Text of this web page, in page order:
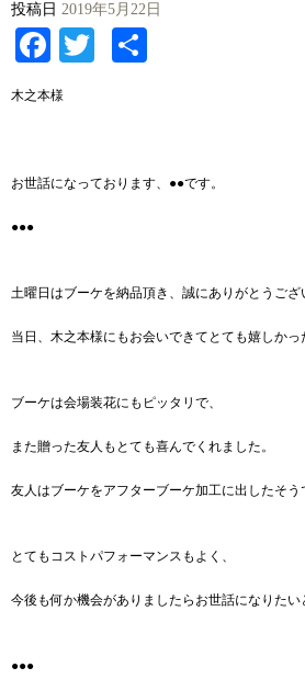
投稿日 2019年5月22日
Facebook
Twitter
木之本様
お世話になっております、●●です。
●●●
土曜日はブーケを納品頂き、誠にありがとうござ
当日、木之本様にもお会いできてとても嬉しかっ
ブーケは会場装花にもピッタリで、
また贈った友人もとても喜んでくれました。
友人はブーケをアフターブーケ加工に出したそう
とてもコストパフォーマンスもよく、
今後も何か機会がありましたらお世話になりたい
●●●